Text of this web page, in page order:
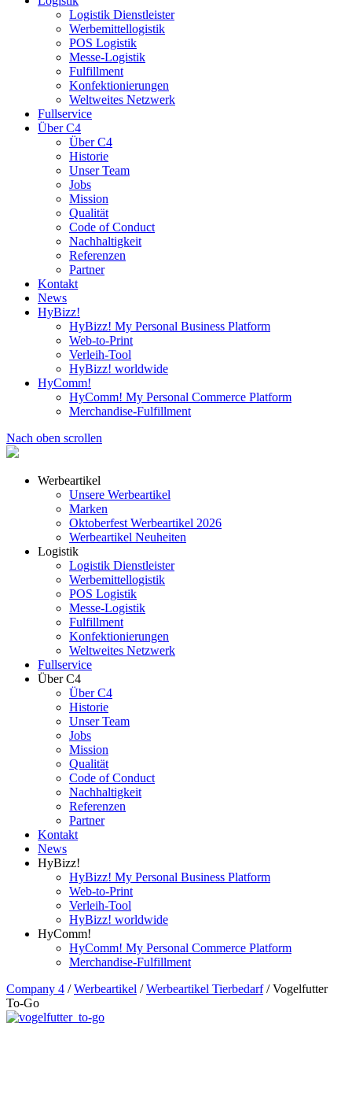
Logistik Dienstleister
Werbemittellogistik
POS Logistik
Messe-Logistik
Fulfillment
Konfektionierungen
Weltweites Netzwerk
Fullservice
Über C4
Über C4
Historie
Unser Team
Jobs
Mission
Qualität
Code of Conduct
Nachhaltigkeit
Referenzen
Partner
Kontakt
News
HyBizz!
HyBizz! My Personal Business Platform
Web-to-Print
Verleih-Tool
HyBizz! worldwide
HyComm!
HyComm! My Personal Commerce Platform
Merchandise-Fulfillment
Nach oben scrollen
Werbeartikel
Unsere Werbeartikel
Marken
Oktoberfest Werbeartikel 2026
Werbeartikel Neuheiten
Logistik
Logistik Dienstleister
Werbemittellogistik
POS Logistik
Messe-Logistik
Fulfillment
Konfektionierungen
Weltweites Netzwerk
Fullservice
Über C4
Über C4
Historie
Unser Team
Jobs
Mission
Qualität
Code of Conduct
Nachhaltigkeit
Referenzen
Partner
Kontakt
News
HyBizz!
HyBizz! My Personal Business Platform
Web-to-Print
Verleih-Tool
HyBizz! worldwide
HyComm!
HyComm! My Personal Commerce Platform
Merchandise-Fulfillment
Company 4 / Werbeartikel / Werbeartikel Tierbedarf / Vogelfutter
To-Go